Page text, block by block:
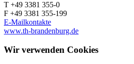
T +49 3381 355-0
F +49 3381 355-199
E-Mailkontakte
www.th-brandenburg.de
Wir verwenden Cookies